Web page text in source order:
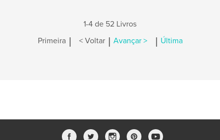
1-4 de 52 Livros
Primeira | < Voltar | Avançar > | Última